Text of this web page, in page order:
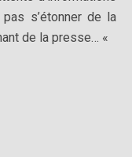
pas s’étonner de la
de la presse… «